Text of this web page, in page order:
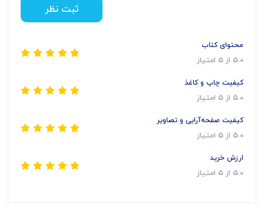
ثبت نظر
محتوای کتاب
5.0 از 5 امتیاز
کیفیت چاپ و کاغذ
5.0 از 5 امتیاز
کیفیت صفحه‌آرایی و تصاویر
5.0 از 5 امتیاز
ارزش خرید
5.0 از 5 امتیاز